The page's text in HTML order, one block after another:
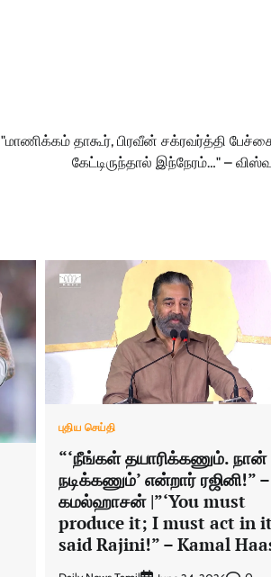
"மாணிக்கம் தாகூர், பிரவீன் சக்ரவர்த்தி
கேட்டிருந்தால் இந்நேரம்…" –
புதிய செய்தி
“‘நீங்கள் தயாரிக்கணும். நான்
நடிக்கணும்’ என்றார் ரஜினி!” –
கமல்ஹாசன் |”‘You must
produce it; I must act in
said Rajini!” – Kamal